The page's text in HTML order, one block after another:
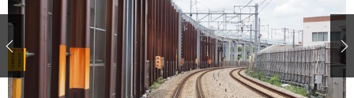
注目の記事
ショップレポート 愛車 File
自動車豆知識 ストップ！不具合修理＆粗悪修理
ディテイリング
ディテイリング 洗車
鈑金・塗装